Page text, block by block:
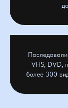
VHS, DVD,
более 300